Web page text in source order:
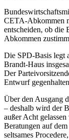
CETA-Abkommen
entscheiden, ob die
Abkommen
Die SPD-Basis legt
Brandt-Haus
Der
Entwurf
Über den Ausgang
– deshalb wird der
außer Acht
Beratungen auf
seltsames